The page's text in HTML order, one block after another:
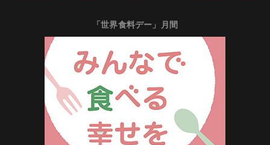
「世界食料デー」月間